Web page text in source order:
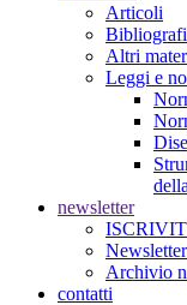
Articoli
Altri
Leggi e
newsletter
Archivio
contatti